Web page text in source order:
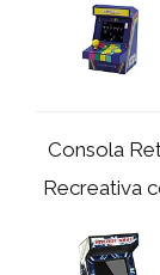
Consola
Recreativa